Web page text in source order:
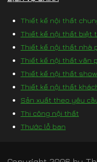
Thiết kế nội thất
Thiết kế nội thất biệt
Thiết kế nội thất nhà
Thiết kế nội thất văn
Thiết kế nội thất
Thiết kế nội thất
Sản xuất theo yêu
Thi công nội thất
Thước lỗ ban